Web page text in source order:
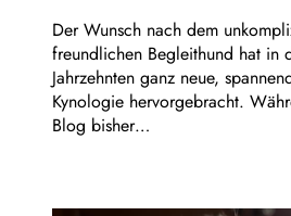
Der Wunsch nach dem
freundlichen Begleithund hat in
Jahrzehnten ganz neue,
Kynologie hervorgebracht.
Blog bisher…